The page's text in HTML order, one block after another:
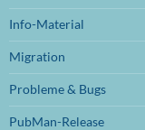
Info-Material
Migration
Probleme & Bugs
PubMan-Release